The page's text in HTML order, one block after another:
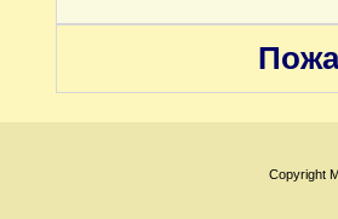
Copyright